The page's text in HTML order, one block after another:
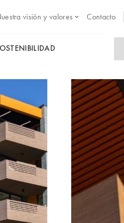
visión y valores Contacto